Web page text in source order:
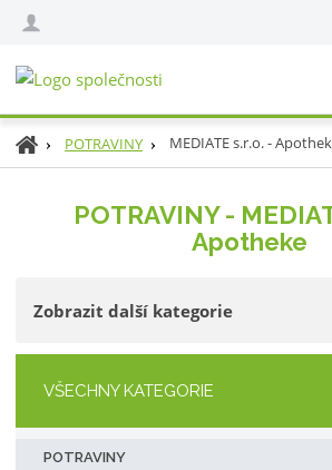
Ú
v
t
n
POTRAVINY MEDIATE s.r.o. -
POTRAVINY -
Apotheke
Zobrazit další kategorie
VŠECHNY KATEGORIE
POTRAVINY